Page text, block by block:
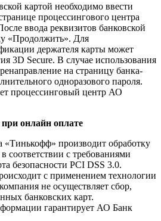
картой необходимо ввести
процессингового центра
ввода реквизитов банковской
«Продолжить». Для
держателя карты может
3D Secure. В случае использования
на страницу банка-
одноразового пароля.
процессинговый центр АО
онлайн оплате
производит обработку
соответствии с требованиями
безопасности PCI DSS 3.0.
с применением технологии
не осуществляет сбор,
банковских карт.
гарантирует АО Банк